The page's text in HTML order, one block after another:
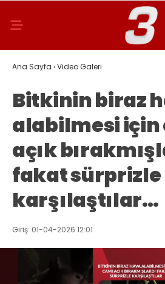
Ana Sayfa ›Video Galeri
Bitkinin biraz
alabilmesi için
açık
fakat sürprizle
karşılaştılar…
Giriş: 01-04-2026 12:01